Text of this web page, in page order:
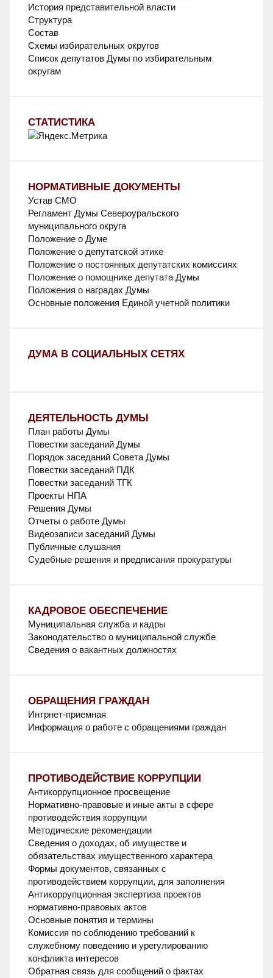
История представительной власти
Структура
Состав
Схемы избирательных округов
Список депутатов Думы по избирательным
округам
СТАТИСТИКА
НОРМАТИВНЫЕ ДОКУМЕНТЫ
Устав СМО
Регламент Думы Североуральского
муниципального округа
Положение о Думе
Положение о депутатской этике
Положение о постоянных депутатских комиссиях
Положение о помощнике депутата Думы
Положения о наградах Думы
Основные положения Единой учетной политики
ДУМА В СОЦИАЛЬНЫХ СЕТЯХ
ДЕЯТЕЛЬНОСТЬ ДУМЫ
План работы Думы
Повестки заседаний Думы
Порядок заседаний Совета Думы
Повестки заседаний ПДК
Повестки заседаний ТГК
Проекты НПА
Решения Думы
Отчеты о работе Думы
Видеозаписи заседаний Думы
Публичные слушания
Судебные решения и предписания прокуратуры
КАДРОВОЕ ОБЕСПЕЧЕНИЕ
Муниципальная служба и кадры
Законодательство о муниципальной службе
Сведения о вакантных должностях
ОБРАЩЕНИЯ ГРАЖДАН
Интрнет-приемная
Информация о работе с обращениями граждан
ПРОТИВОДЕЙСТВИЕ КОРРУПЦИИ
Антикоррупционное просвещение
Нормативно-правовые и иные акты в сфере
противодействия коррупции
Методические рекомендации
Сведения о доходах, об имуществе и
обязательствах имущественного характера
Формы документов, связанных с
противодействием коррупции, для заполнения
Антикоррупционная экспертиза проектов
нормативно-правовых актов
Основные понятия и термины
Комиссия по соблюдению требований к
служебному поведению и урегулированию
конфликта интересов
Обратная связь для сообщений о фактах